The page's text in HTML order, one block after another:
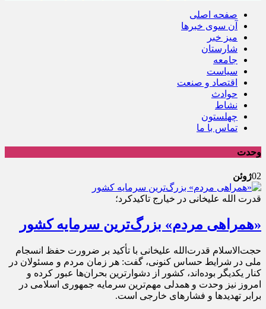
صفحه اصلی
آن سوی خبرها
میز خبر
شارستان
جامعه
سیاست
اقتصاد و صنعت
حوادث
نشاط
چهلستون
تماس با ما
وحدت
02ژوئن
قدرت الله علیخانی در خیارج تاکیدکرد؛
«همراهی مردم» بزرگ‌ترین سرمایه کشور
حجت‌الاسلام قدرت‌الله علیخانی با تأکید بر ضرورت حفظ انسجام
ملی در شرایط حساس کنونی، گفت: هر زمان مردم و مسئولان در
کنار یکدیگر بوده‌اند، کشور از دشوارترین بحران‌ها عبور کرده و
امروز نیز وحدت و همدلی مهم‌ترین سرمایه جمهوری اسلامی در
برابر تهدیدها و فشارهای خارجی است.